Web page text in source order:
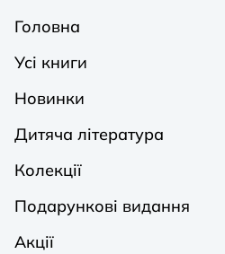
Головна
Усі книги
Новинки
Дитяча література
Колекції
Подарункові видання
Акції